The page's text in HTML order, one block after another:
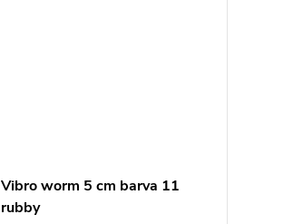
Vibro worm 5 cm barva 11
rubby